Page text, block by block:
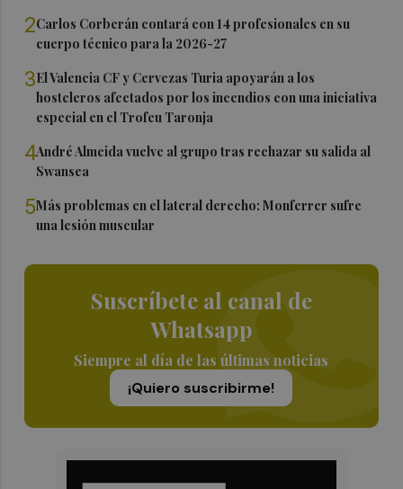
2Carlos Corberán contará con 14 profesionales en su
cuerpo técnico para la 2026-27
3El Valencia CF y Cervezas Turia apoyarán a los
hosteleros afectados por los incendios con una iniciativa
especial en el Trofeu Taronja
4André Almeida vuelve al grupo tras rechazar su salida al
Swansea
5Más problemas en el lateral derecho: Monferrer sufre
una lesión muscular
Suscríbete al canal de
Whatsapp
Siempre al día de las últimas noticias
¡Quiero suscribirme!